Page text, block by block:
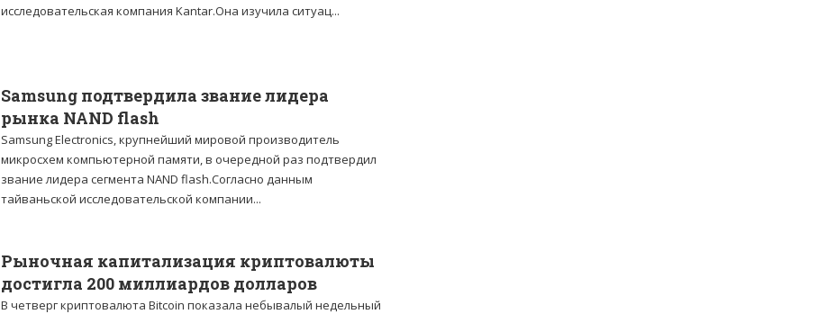
исследовательская компания Kantar.Она изучила ситуац...
Samsung подтвердила звание лидера
рынка NAND flash
Samsung Electronics, крупнейший мировой производитель
микросхем компьютерной памяти, в очередной раз подтвердил
звание лидера сегмента NAND flash.Согласно данным
тайваньской исследовательской компании...
Рыночная капитализация криптовалюты
достигла 200 миллиардов долларов
В четверг криптовалюта Bitcoin показала небывалый недельный